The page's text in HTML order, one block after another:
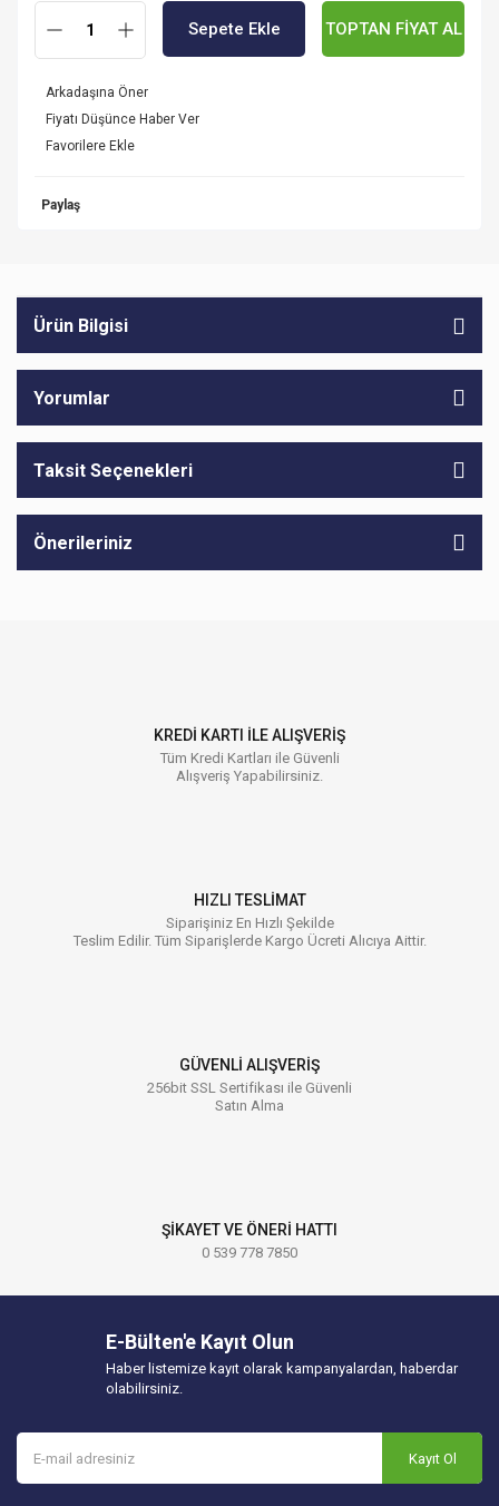
Sepete Ekle TOPTAN FİYAT AL
Arkadaşına Öner
Fiyatı Düşünce Haber Ver
Paylaş
Ürün Bilgisi
Yorumlar
Taksit Seçenekleri
Önerileriniz
KREDİ KARTI İLE ALIŞVERİŞ
Tüm Kredi Kartları ile Güvenli
Alışveriş Yapabilirsiniz.
HIZLI TESLİMAT
Siparişiniz En Hızlı Şekilde
Teslim Edilir. Tüm Siparişlerde Kargo Ücreti Alıcıya Aittir.
GÜVENLİ ALIŞVERİŞ
256bit SSL Sertifikası ile Güvenli
Satın Alma
ŞİKAYET VE ÖNERİ HATTI
0 539 778 7850
E-Bülten'e Kayıt Olun
Haber listemize kayıt olarak kampanyalardan, haberdar
olabilirsiniz.
Kayıt Ol